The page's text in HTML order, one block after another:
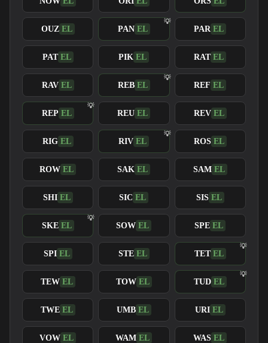
OUZ EL PAN EL PAR EL
PAT EL PIK EL RAT EL
RAV EL REB EL REF EL
REP EL REU EL REV EL
RIG EL RIV EL ROS EL
ROW EL SAK EL SAM EL
SHI EL SIC EL SIS EL
SKE EL SOW EL SPE EL
SPI EL STE EL TET EL
TEW EL TOW EL TUD EL
TWE EL UMB EL URI EL
VOW EL WAM EL WAS EL